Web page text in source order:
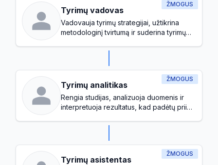
ŽMOGUS
Tyrimų vadovas
Vadovauja tyrimų strategijai, užtikrina
metodologinį tvirtumą ir suderina tyrimų
ŽMOGUS
Tyrimų analitikas
Rengia studijas, analizuoja duomenis ir
interpretuoja rezultatus, kad padėtų priimti
ŽMOGUS
Tyrimų asistentas